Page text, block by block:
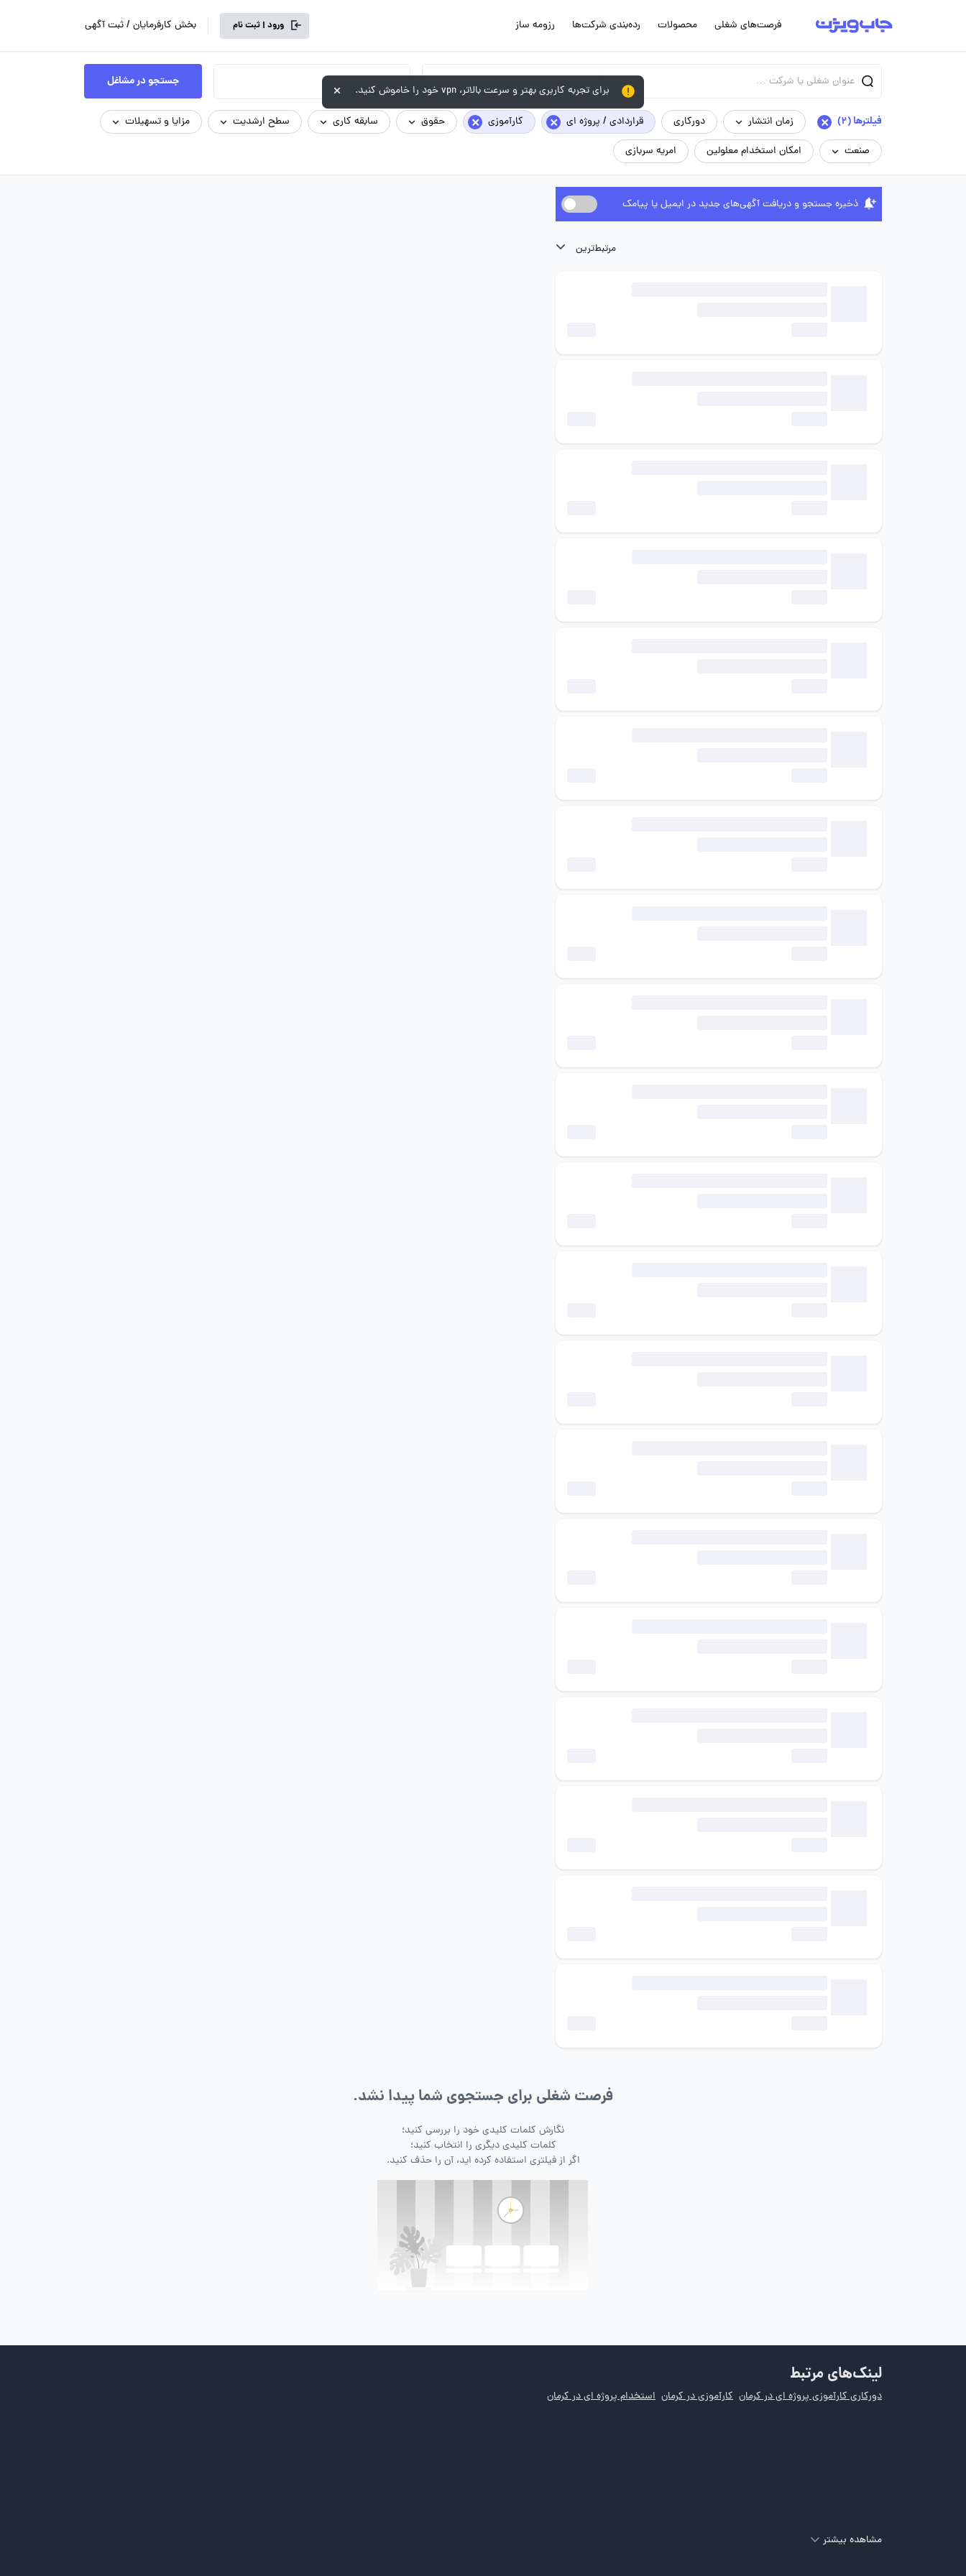
فرصت‌های شغلی محصولات رده‌بندی شرکت‌ها رزومه ساز ورود | ثبت نام بخش کارفرمایان / ثبت آگهی
جستجو در مشاغل
فیلترها (2) × زمان انتشار دورکاری قراردادی / پروژه ای × کارآموزی × حقوق سابقه کاری سطح ارشدیت
مزایا و تسهیلات
صنعت
امکان استخدام معلولین امریه سربازی
ذخیره جستجو و دریافت آگهی‌های جدید در ایمیل یا پیامک
فرصت شغلی برای جستجوی شما پیدا نشد.
نگارش کلمات کلیدی خود را بررسی کنید؛
کلمات کلیدی دیگری را انتخاب کنید؛
اگر از فیلتری استفاده کرده اید، آن را حذف کنید.
لینک‌های مرتبط
دورکاری کارآموزی پروژه ای در کرمان کارآموزی در کرمان استخدام پروژه ای در کرمان
مشاهده بیشتر
برای تجربه کاربری بهتر و سرعت بالاتر، vpn خود را خاموش کنید.